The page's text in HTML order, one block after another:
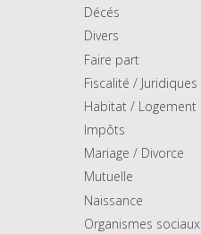
Décés
Divers
Faire part
Fiscalité / Juridiques
Habitat / Logement
Impôts
Mariage / Divorce
Mutuelle
Naissance
Organismes sociaux